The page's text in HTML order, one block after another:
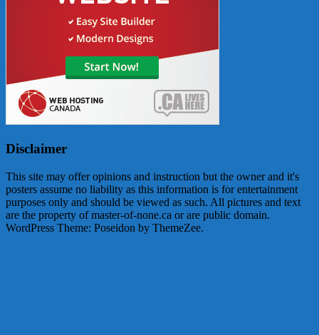
Disclaimer
This site may offer opinions and instruction but the owner and it's
posters assume no liability as this information is for entertainment
purposes only and should be viewed as such. All pictures and text
are the property of master-of-none.ca or are public domain.
WordPress Theme: Poseidon by ThemeZee.